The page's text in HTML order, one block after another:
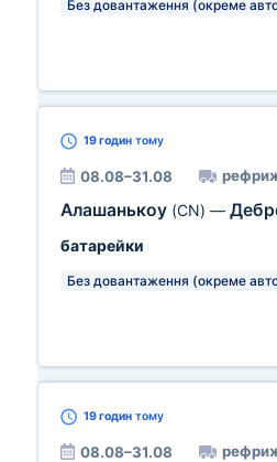
Без довантаження (окреме
19 годин тому
08.08–31.08
Алашанькоу (CN) —
батарейки
Без довантаження (окреме
19 годин тому
08.08–31.08